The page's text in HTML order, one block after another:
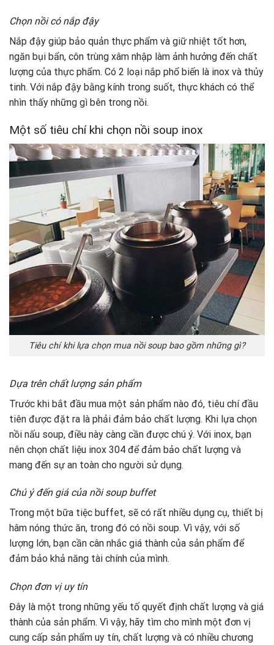
Chọn nồi có nắp đậy
Nắp đậy giúp bảo quản thực phẩm và giữ nhiệt tốt hơn,
ngăn bụi bẩn, côn trùng xâm nhập làm ảnh hưởng đến chất
lượng của thực phẩm. Có 2 loại nắp phổ biến là inox và thủy
tinh. Với nắp đậy bằng kính trong suốt, thực khách có thể
nhìn thấy những gì bên trong nồi.
Một số tiêu chí khi chọn nồi soup inox
Tiêu chí khi lựa chọn mua nồi soup bao gồm những gì?
Dựa trên chất lượng sản phẩm
Trước khi bắt đầu mua một sản phẩm nào đó, tiêu chí đầu
tiên được đặt ra là phải đảm bảo chất lượng. Khi lựa chọn
nồi nấu soup, điều này càng cần được chú ý. Với inox, bạn
nên chọn chất liệu inox 304 để đảm bảo chất lượng và
mang đến sự an toàn cho người sử dụng.
Chú ý đến giá của nồi soup buffet
Trong một bữa tiệc buffet, sẽ có rất nhiều dụng cụ, thiết bị
hâm nóng thức ăn, trong đó có nồi soup. Vì vậy, với số
lượng lớn, bạn cần cân nhắc giá thành của sản phẩm để
đảm bảo khả năng tài chính của mình.
Chọn đơn vị uy tín
Đây là một trong những yếu tố quyết định chất lượng và giá
thành của sản phẩm. Vì vậy, hãy tìm cho mình một đơn vị
cung cấp sản phẩm uy tín, chất lượng và có nhiều chương